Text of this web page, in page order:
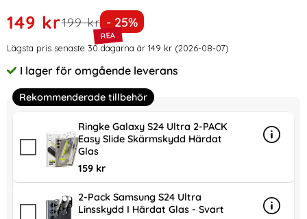
Handla denna produkt ColorPop Galaxy S24 Ultra Skal CH
rea pris
149 krtidigare pris
199 kr Priset är nedsatt med
- 25%
Prishistorik
Lägsta pris senaste 30 dagarna är 149 kr (2026-08-07)
Tillgänglighet:
I lager för omgående leverans
Rekommenderade tillbehör
Ringke Galaxy S24 Ultra 2-PACK
Easy Slide Skärmskydd Härdat
Glas
159 kr
Info
mer
2-Pack Samsung S24 Ultra
Linsskydd I Härdat Glas - Svart
Info
mer